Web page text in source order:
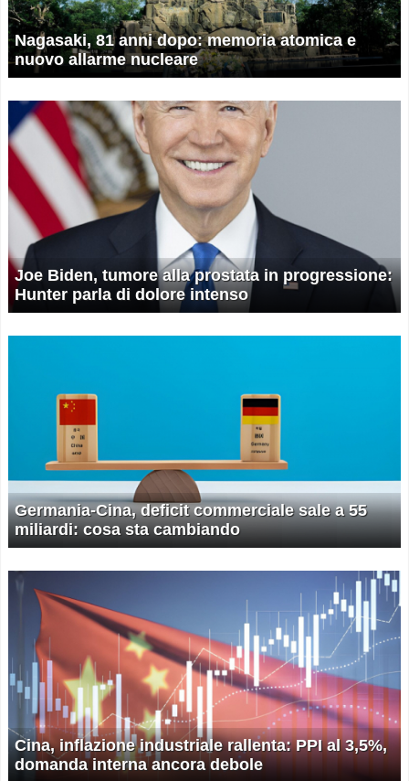
Nagasaki, 81 anni dopo: memoria atomica e
nuovo allarme nucleare
Joe Biden, tumore alla prostata in progressione:
Hunter parla di dolore intenso
Germania-Cina, deficit commerciale sale a 55
miliardi: cosa sta cambiando
Cina, inflazione industriale rallenta: PPI al 3,5%,
domanda interna ancora debole